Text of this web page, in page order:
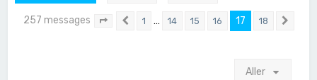
257 messages Page 17sur 18
Précédent
1 … 14 15 16 17 18
Aller